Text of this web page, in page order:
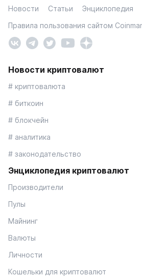
Новости Статьи Энциклопедия
Правила пользования сайтом
Новости криптовалют
# криптовалюта
# биткоин
# блокчейн
# аналитика
# законодательство
Энциклопедия криптовалют
Производители
Пулы
Майнинг
Валюты
Личности
Кошельки для криптовалют